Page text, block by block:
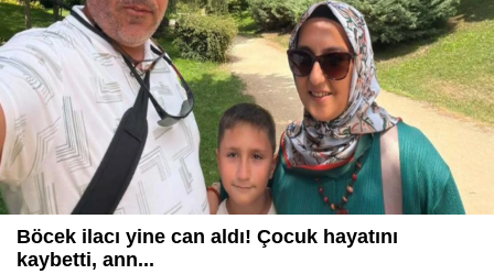
Böcek ilacı yine can aldı! Çocuk hayatını
kaybetti, ann...